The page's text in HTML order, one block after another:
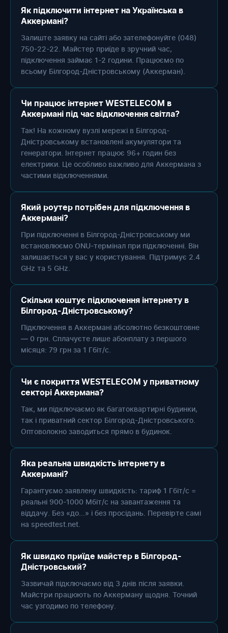
Як підключити інтернет на Українська в
Аккермані?
Залиште заявку на сайті або зателефонуйте (048)
750-22-22. Майстер приїде в зручний час,
підключення займає 1-2 години. Працюємо по
всьому Білгород-Дністровському (Аккерман).
Чи працює інтернет WESTELECOM в
Аккермані під час відключення світла?
Так! На кожному вузлі мережі в Білгород-
Дністровському встановлені акумулятори та
генератори. Інтернет працює 96+ годин без
електрики. Це особливо важливо для Аккермана з
частими відключеннями.
Який роутер потрібен для підключення в
Аккермані?
При підключенні в Білгород-Дністровському ми
встановлюємо ONU-термінал при підключенні. Він
залишається у вас у користування. Підтримує 2.4
GHz та 5 GHz.
Скільки коштує підключення інтернету в
Білгород-Дністровському?
Підключення в Аккермані абсолютно безкоштовне
— 0 грн. Сплачуєте лише абонплату з першого
місяця: 79 грн за 1 Гбіт/с.
Чи є покриття WESTELECOM у приватному
секторі Аккермана?
Так, ми підключаємо як багатоквартирні будинки,
так і приватний сектор Білгород-Дністровського.
Оптоволокно заводиться прямо в будинок.
Яка реальна швидкість інтернету в
Аккермані?
Гарантуємо заявлену швидкість: тариф 1 Гбіт/с =
реальні 900-1000 Мбіт/с на завантаження та
віддачу. Без «до...» і без просідань. Перевірте самі
на speedtest.net.
Як швидко приїде майстер в Білгород-
Дністровський?
Зазвичай підключаємо від 3 днів після заявки.
Майстри працюють по Аккерману щодня. Точний
час узгодимо по телефону.